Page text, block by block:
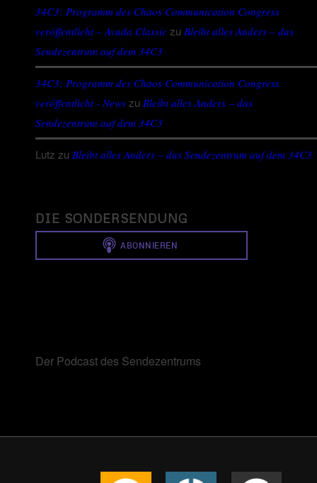
34C3: Programm des Chaos Communication Congress
veröffentlicht – Avada Classic zu Bleibt alles Anders – das
Sendezentrum auf dem 34C3
34C3: Programm des Chaos Communication Congress
veröffentlicht - News zu Bleibt alles Anders – das
Sendezentrum auf dem 34C3
Lutz zu Bleibt alles Anders – das Sendezentrum auf dem 34C3
DIE SONDERSENDUNG
Der Podcast des Sendezentrums